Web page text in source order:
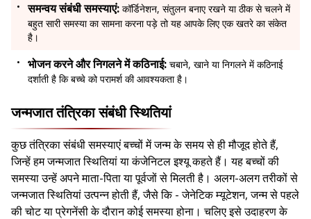
समन्वय संबंधी समस्याएं: कॉर्डिनेशन, संतुलन बनाए रखने या ठीक से चलने में
बहुत सारी समस्या का सामना करना पड़े तो यह आपके लिए एक खतरे का संकेत
है।
भोजन करने और निगलने में कठिनाई: चबाने, खाने या निगलने में कठिनाई
दर्शाती है कि बच्चे को परामर्श की आवश्यकता है।
जन्मजात तंत्रिका संबंधी स्थितियां
कुछ तंत्रिका संबंधी समस्याएं बच्चों में जन्म के समय से ही मौजूद होते हैं,
जिन्हें हम जन्मजात स्थितियां या कंजेनिटल इश्यू कहते हैं। यह बच्चों की
समस्या उन्हें अपने माता-पिता या पूर्वजों से मिलती है। अलग-अलग तरीकों से
जन्मजात स्थितियां उत्पन्न होती हैं, जैसे कि - जेनेटिक म्यूटेशन, जन्म से पहले
की चोट या प्रेगनेंसी के दौरान कोई समस्या होना। चलिए इसे उदाहरण के